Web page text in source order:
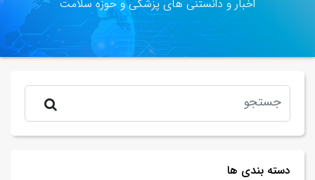
اخبار و دانستنی های پزشکی و حوزه سلامت
دسته بندی ها